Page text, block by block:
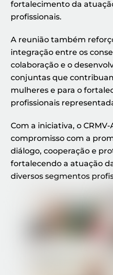
fortalecimento da
profissionais.
A reunião também
integração entre os
colaboração e o
conjuntas que
mulheres e para o
profissionais
Com a iniciativa, o
compromisso com a
diálogo, cooperação e
fortalecendo a atuação
diversos segmentos